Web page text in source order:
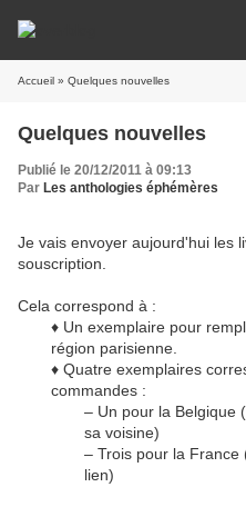
Accueil » Quelques nouvelles
Quelques nouvelles
Publié le 20/12/2011 à 09:13
Par Les anthologies éphémères
Je vais envoyer aujourd'hui les
souscription.
Cela correspond à :
♦ Un exemplaire pour
région parisienne.
♦ Quatre exemplaires
commandes :
– Un pour la Belgique
sa voisine)
– Trois pour la France
lien)